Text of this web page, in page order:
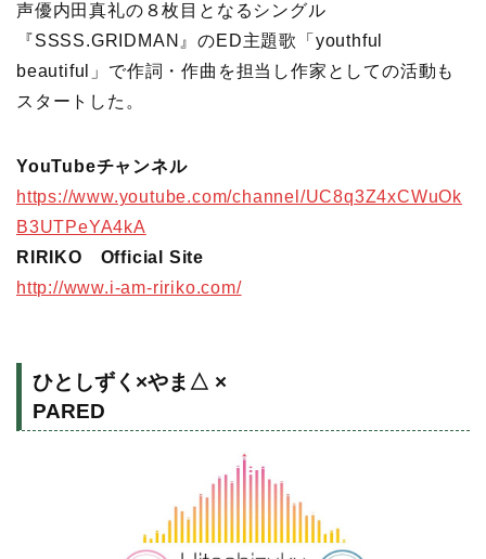
声優内田真礼の８枚目となるシングル
『SSSS.GRIDMAN』のED主題歌「youthful
beautiful」で作詞・作曲を担当し作家としての活動も
スタートした。
YouTubeチャンネル
https://www.youtube.com/channel/UC8q3Z4xCWuOk
B3UTPeYA4kA
RIRIKO Official Site
http://www.i-am-ririko.com/
ひとしずく×やま△ ×
PARED